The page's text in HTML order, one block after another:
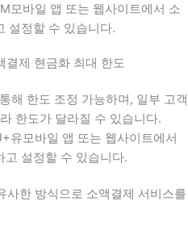
모바일 앱 또는 웹사이트에서 소
설정할 수 있습니다.
결제 현금화 최대 한도
해 한도 조정 가능하며, 일부 고객
한도가 달라질 수 있습니다.
유모바일 앱 또는 웹사이트에서
고 설정할 수 있습니다.
사한 방식으로 소액결제 서비스를